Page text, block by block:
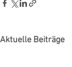
Aktuelle Beiträge